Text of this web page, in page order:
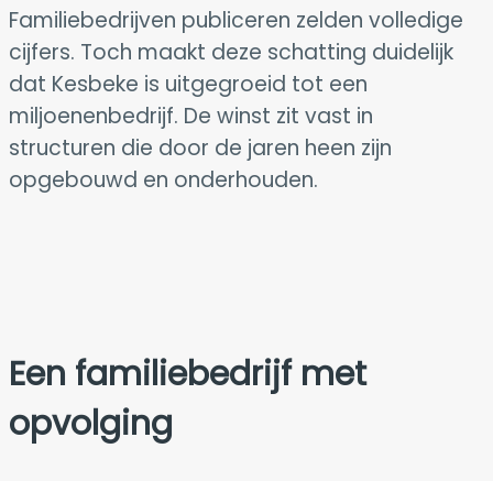
Familiebedrijven publiceren zelden volledige
cijfers. Toch maakt deze schatting duidelijk
dat Kesbeke is uitgegroeid tot een
miljoenenbedrijf. De winst zit vast in
structuren die door de jaren heen zijn
opgebouwd en onderhouden.
Een familiebedrijf met
opvolging